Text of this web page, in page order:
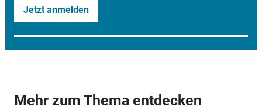
Jetzt anmelden
Mehr zum Thema entdecken